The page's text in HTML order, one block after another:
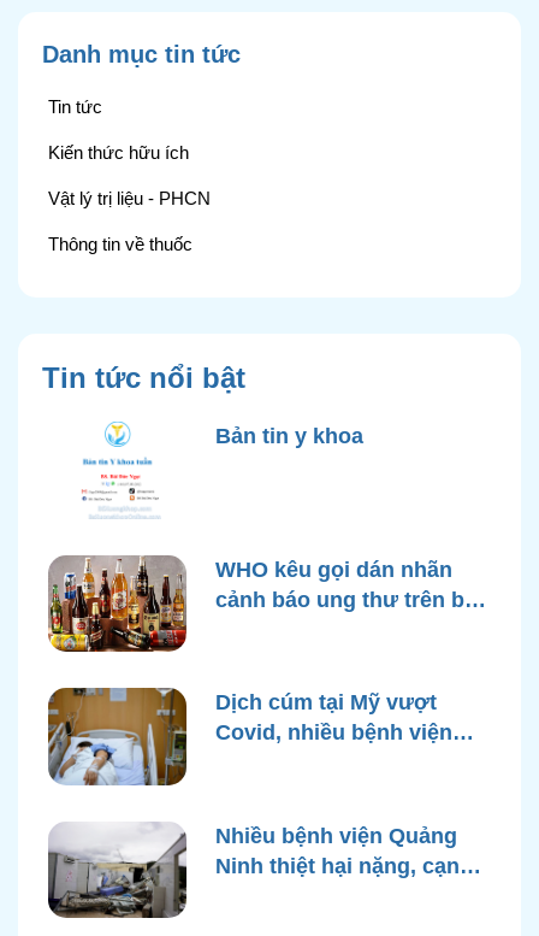
Danh mục tin tức
Tin tức
Kiến thức hữu ích
Vật lý trị liệu - PHCN
Thông tin về thuốc
Tin tức nổi bật
Bản tin y khoa
WHO kêu gọi dán nhãn
cảnh báo ung thư trên bao
Dịch cúm tại Mỹ vượt
Covid, nhiều bệnh viện
Nhiều bệnh viện Quảng
Ninh thiệt hại nặng, cạn